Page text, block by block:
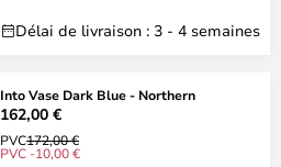
Délai de livraison : 3 - 4 semaines
Into Vase Dark Blue - Northern
162,00 €
PVC172,00 €
PVC -10,00 €